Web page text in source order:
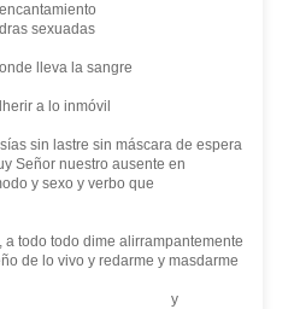
sexuadas
lleva la sangre
a lo inmóvil
sin lastre sin máscara de espera
Señor nuestro ausente en
y sexo y verbo que
todo todo dime alirrampantemente
de lo vivo y redarme y masdarme